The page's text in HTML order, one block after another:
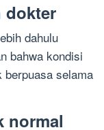
dokter
dahulu
bahwa kondisi
berpuasa selama
normal